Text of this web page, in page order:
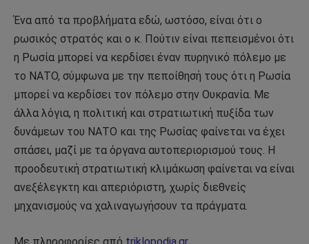
Ένα από τα προβλήματα εδώ, ωστόσο, είναι ότι ο
ρωσικός στρατός και ο κ. Πούτιν είναι πεπεισμένοι ότι
η Ρωσία μπορεί να κερδίσει έναν πυρηνικό πόλεμο με
το ΝΑΤΟ, σύμφωνα με την πεποίθησή τους ότι η Ρωσία
μπορεί να κερδίσει τον πόλεμο στην Ουκρανία. Με
άλλα λόγια, η πολιτική και στρατιωτική πυξίδα των
δυνάμεων του ΝΑΤΟ και της Ρωσίας φαίνεται να έχει
σπάσει, μαζί με τα όργανα αυτοπεριορισμού τους. Η
προοδευτική στρατιωτική κλιμάκωση φαίνεται να είναι
ανεξέλεγκτη και απεριόριστη, χωρίς διεθνείς
μηχανισμούς να χαλιναγωγήσουν τα πράγματα.
Με πληροφορίες από triklopodia.gr